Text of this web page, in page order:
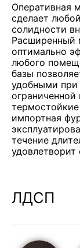
Оперативная
сделает
солидности
Расширенный
оптимально
любого
базы
удобными при
импортная
течение
ЛДСП